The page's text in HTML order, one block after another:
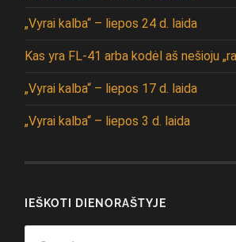
„Vyrai kalba“ – liepos 24 d. laida
Kas yra FL-41 arba kodėl aš nešioju
„Vyrai kalba“ – liepos 17 d. laida
„Vyrai kalba“ – liepos 3 d. laida
IEŠKOTI DIENORAŠTYJE